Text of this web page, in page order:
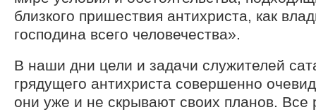
близкого пришествия антихриста, как
господина всего человечества».
В наши дни цели и задачи служителей
грядущего антихриста совершенно
они уже и не скрывают своих планов. Все